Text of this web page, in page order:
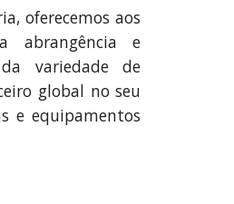
oferecemos aos
abrangência e
variedade de
global no seu
e equipamentos